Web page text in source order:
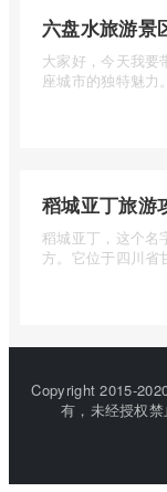
大家好，今天我要
座城市的独特魅力
稻城亚丁旅游
稻城亚丁，这个名
方。它位于四川省
Copyright 2015-
有，未经授权